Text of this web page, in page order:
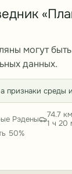
могут
данных.
признаки среды
Рэдены
74.7 км
1 ч 20
50%